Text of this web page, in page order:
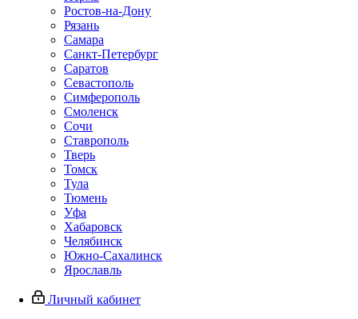
Ростов-на-Дону
Рязань
Самара
Санкт-Петербург
Саратов
Севастополь
Симферополь
Смоленск
Сочи
Ставрополь
Тверь
Томск
Тула
Тюмень
Уфа
Хабаровск
Челябинск
Южно-Сахалинск
Ярославль
Личный кабинет